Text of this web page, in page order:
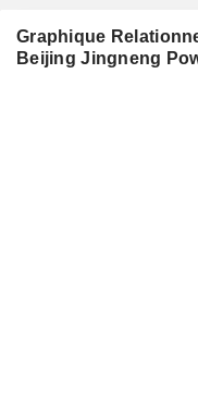
Graphique
Beijing Jingneng